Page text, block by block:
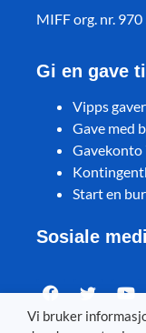
MIFF org. nr.
Gi en gave
Vipps
Gave med
Start en
Sosiale
Vi bruker